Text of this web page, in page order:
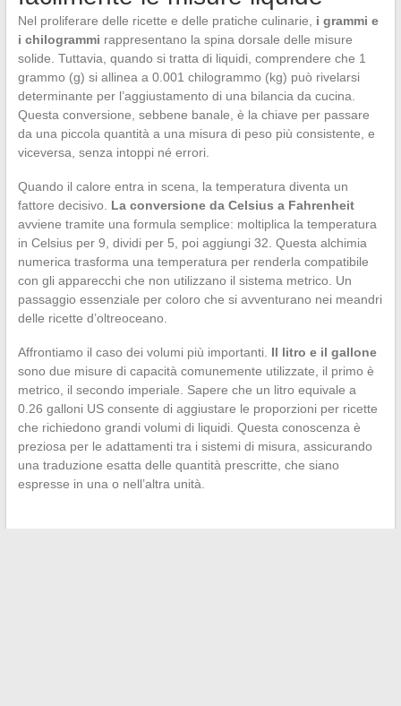
Nel proliferare delle ricette e delle pratiche culinarie, i grammi e
i chilogrammi rappresentano la spina dorsale delle misure
solide. Tuttavia, quando si tratta di liquidi, comprendere che 1
grammo (g) si allinea a 0.001 chilogrammo (kg) può rivelarsi
determinante per l’aggiustamento di una bilancia da cucina.
Questa conversione, sebbene banale, è la chiave per passare
da una piccola quantità a una misura di peso più consistente, e
viceversa, senza intoppi né errori.
Quando il calore entra in scena, la temperatura diventa un
fattore decisivo. La conversione da Celsius a Fahrenheit
avviene tramite una formula semplice: moltiplica la temperatura
in Celsius per 9, dividi per 5, poi aggiungi 32. Questa alchimia
numerica trasforma una temperatura per renderla compatibile
con gli apparecchi che non utilizzano il sistema metrico. Un
passaggio essenziale per coloro che si avventurano nei meandri
delle ricette d’oltreoceano.
Affrontiamo il caso dei volumi più importanti. Il litro e il gallone
sono due misure di capacità comunemente utilizzate, il primo è
metrico, il secondo imperiale. Sapere che un litro equivale a
0.26 galloni US consente di aggiustare le proporzioni per ricette
che richiedono grandi volumi di liquidi. Questa conoscenza è
preziosa per le adattamenti tra i sistemi di misura, assicurando
una traduzione esatta delle quantità prescritte, che siano
espresse in una o nell’altra unità.